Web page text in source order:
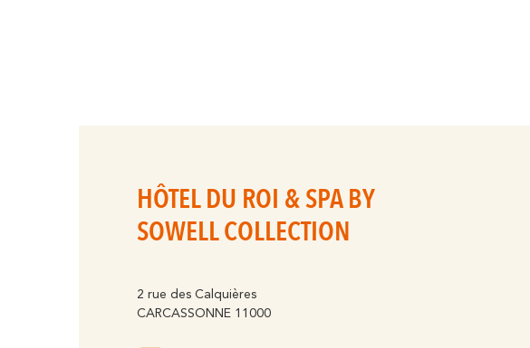
HÔTEL DU ROI & SPA BY
SOWELL COLLECTION
2 rue des Calquières
CARCASSONNE 11000